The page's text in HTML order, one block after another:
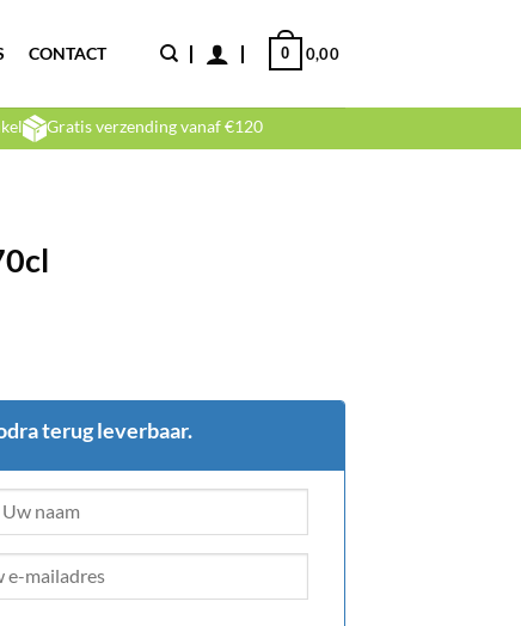
CONTACT 0,00
0
Gratis verzending vanaf €120
terug leverbaar.